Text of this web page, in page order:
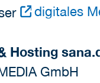
digitales
Hosting
GmbH